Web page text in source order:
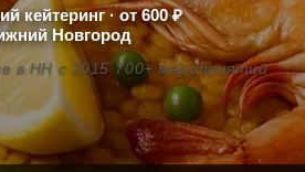
кейтеринг · от 600 ₽
Новгород
·в НН с 2015·700+ мероприятий